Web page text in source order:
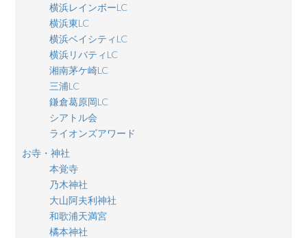
横浜レインボーLC
横浜東LC
横浜ベイシティLC
横浜リバティLC
湘南茅ケ崎LC
三浦LC
鎌倉葛原岡LC
シアトル会
ライオンズアワード
お寺・神社
本覚寺
乃木神社
大山阿夫利神社
和歌浦天満宮
橘本神社